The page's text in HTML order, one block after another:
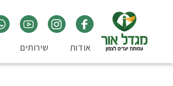
אודות שירותים